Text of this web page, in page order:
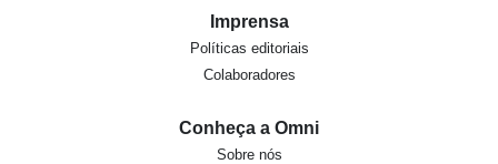
Imprensa
Políticas editoriais
Colaboradores
Conheça a Omni
Sobre nós